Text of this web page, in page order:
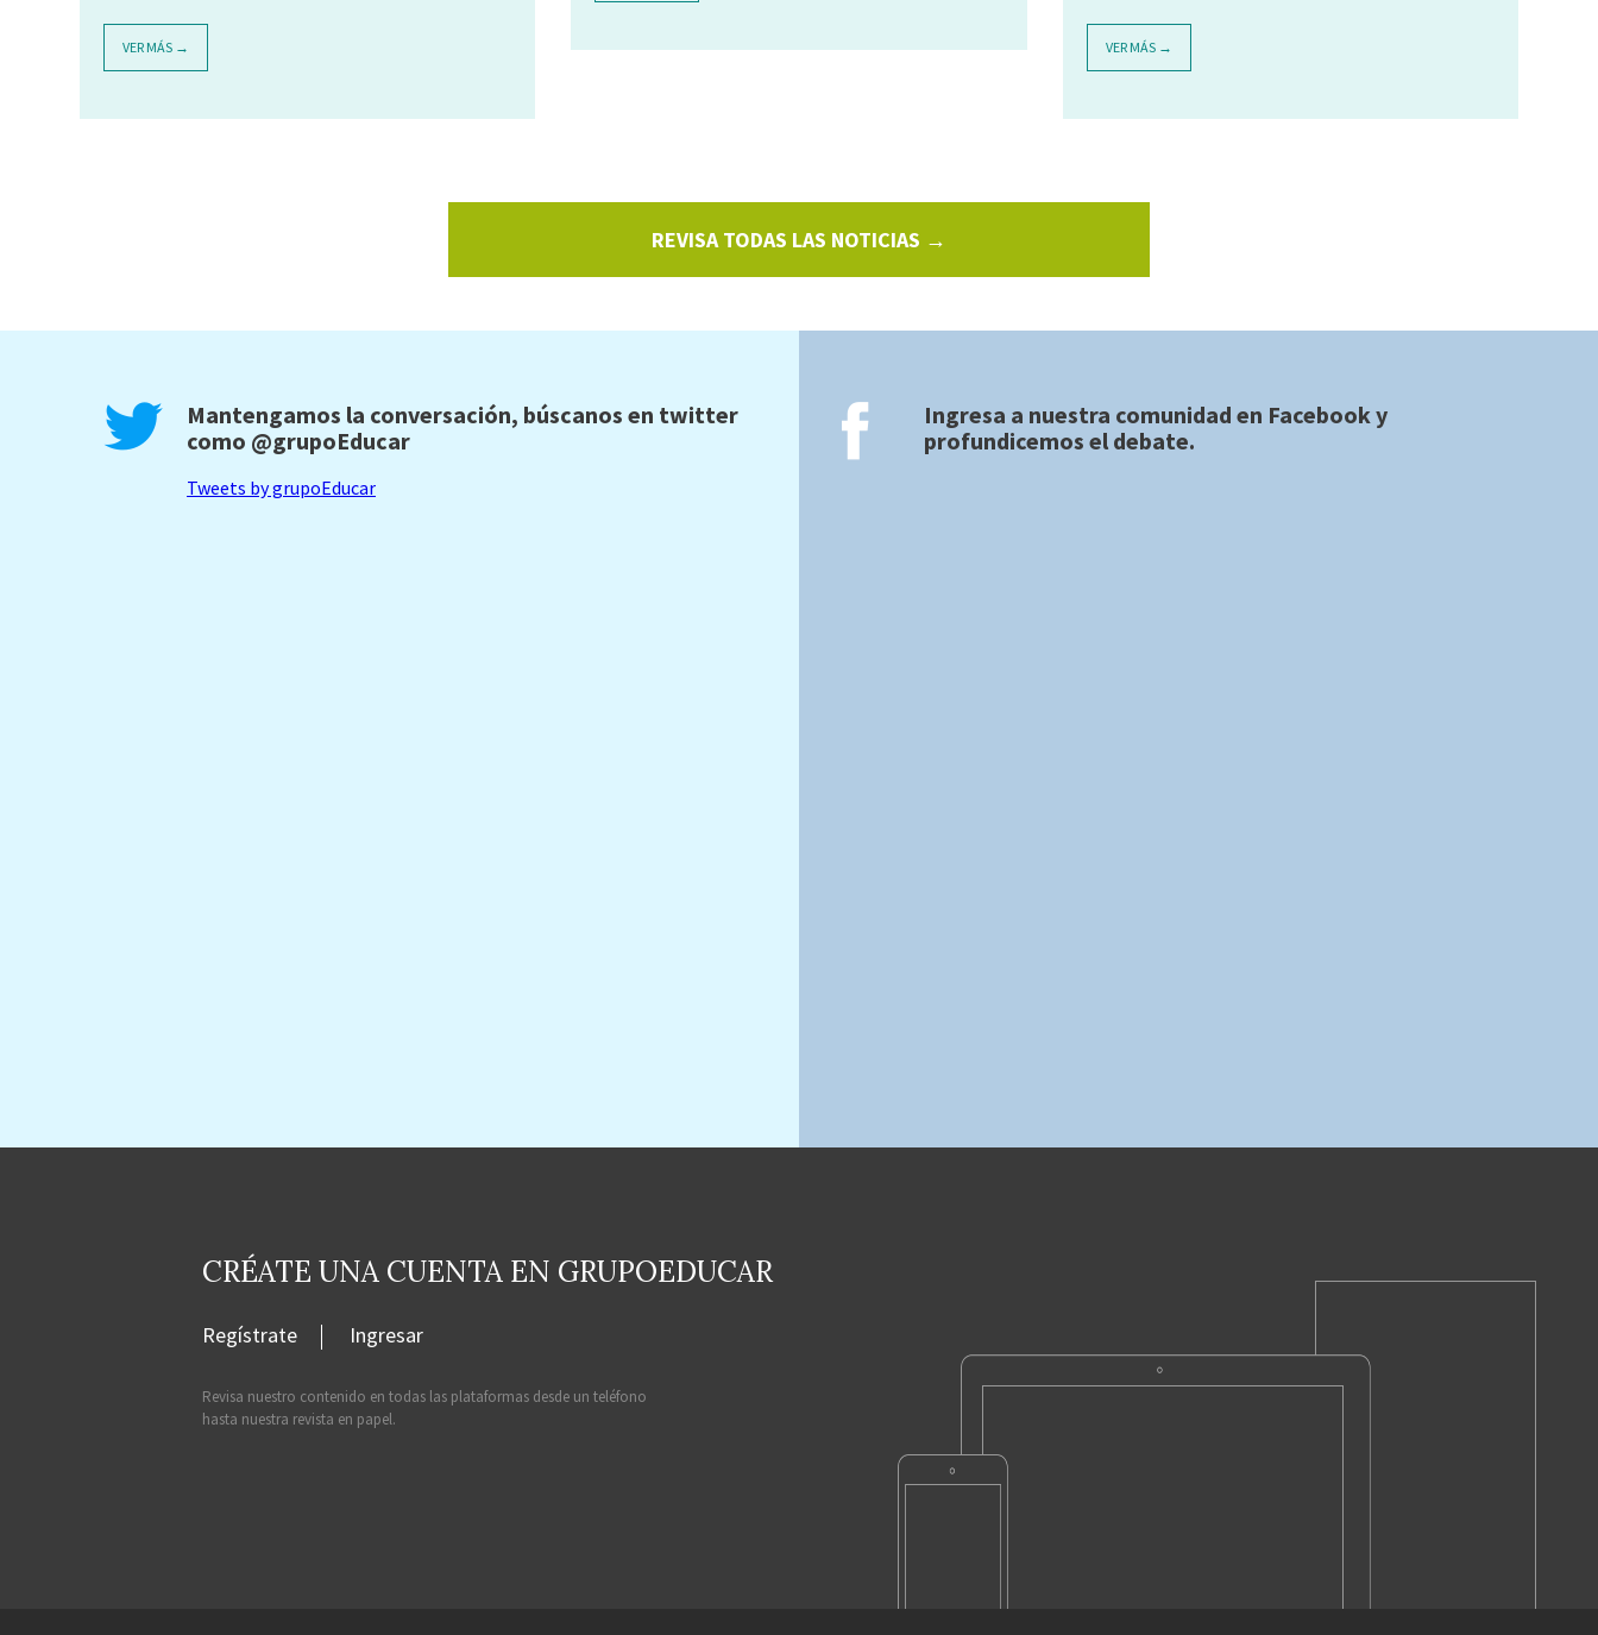
VER MÁS → VER MÁS →
REVISA TODAS LAS NOTICIAS →
Mantengamos la conversación, búscanos en twitter
como @grupoEducar
Tweets by grupoEducar
Ingresa a nuestra comunidad en Facebooky
profundicemos el debate.
CRÉATE UNA CUENTA EN GRUPOEDUCAR
Regístrate Ingresar
Revisa nuestro contenido en todas las plataformas desde un teléfono
hasta nuestra revista en papel.